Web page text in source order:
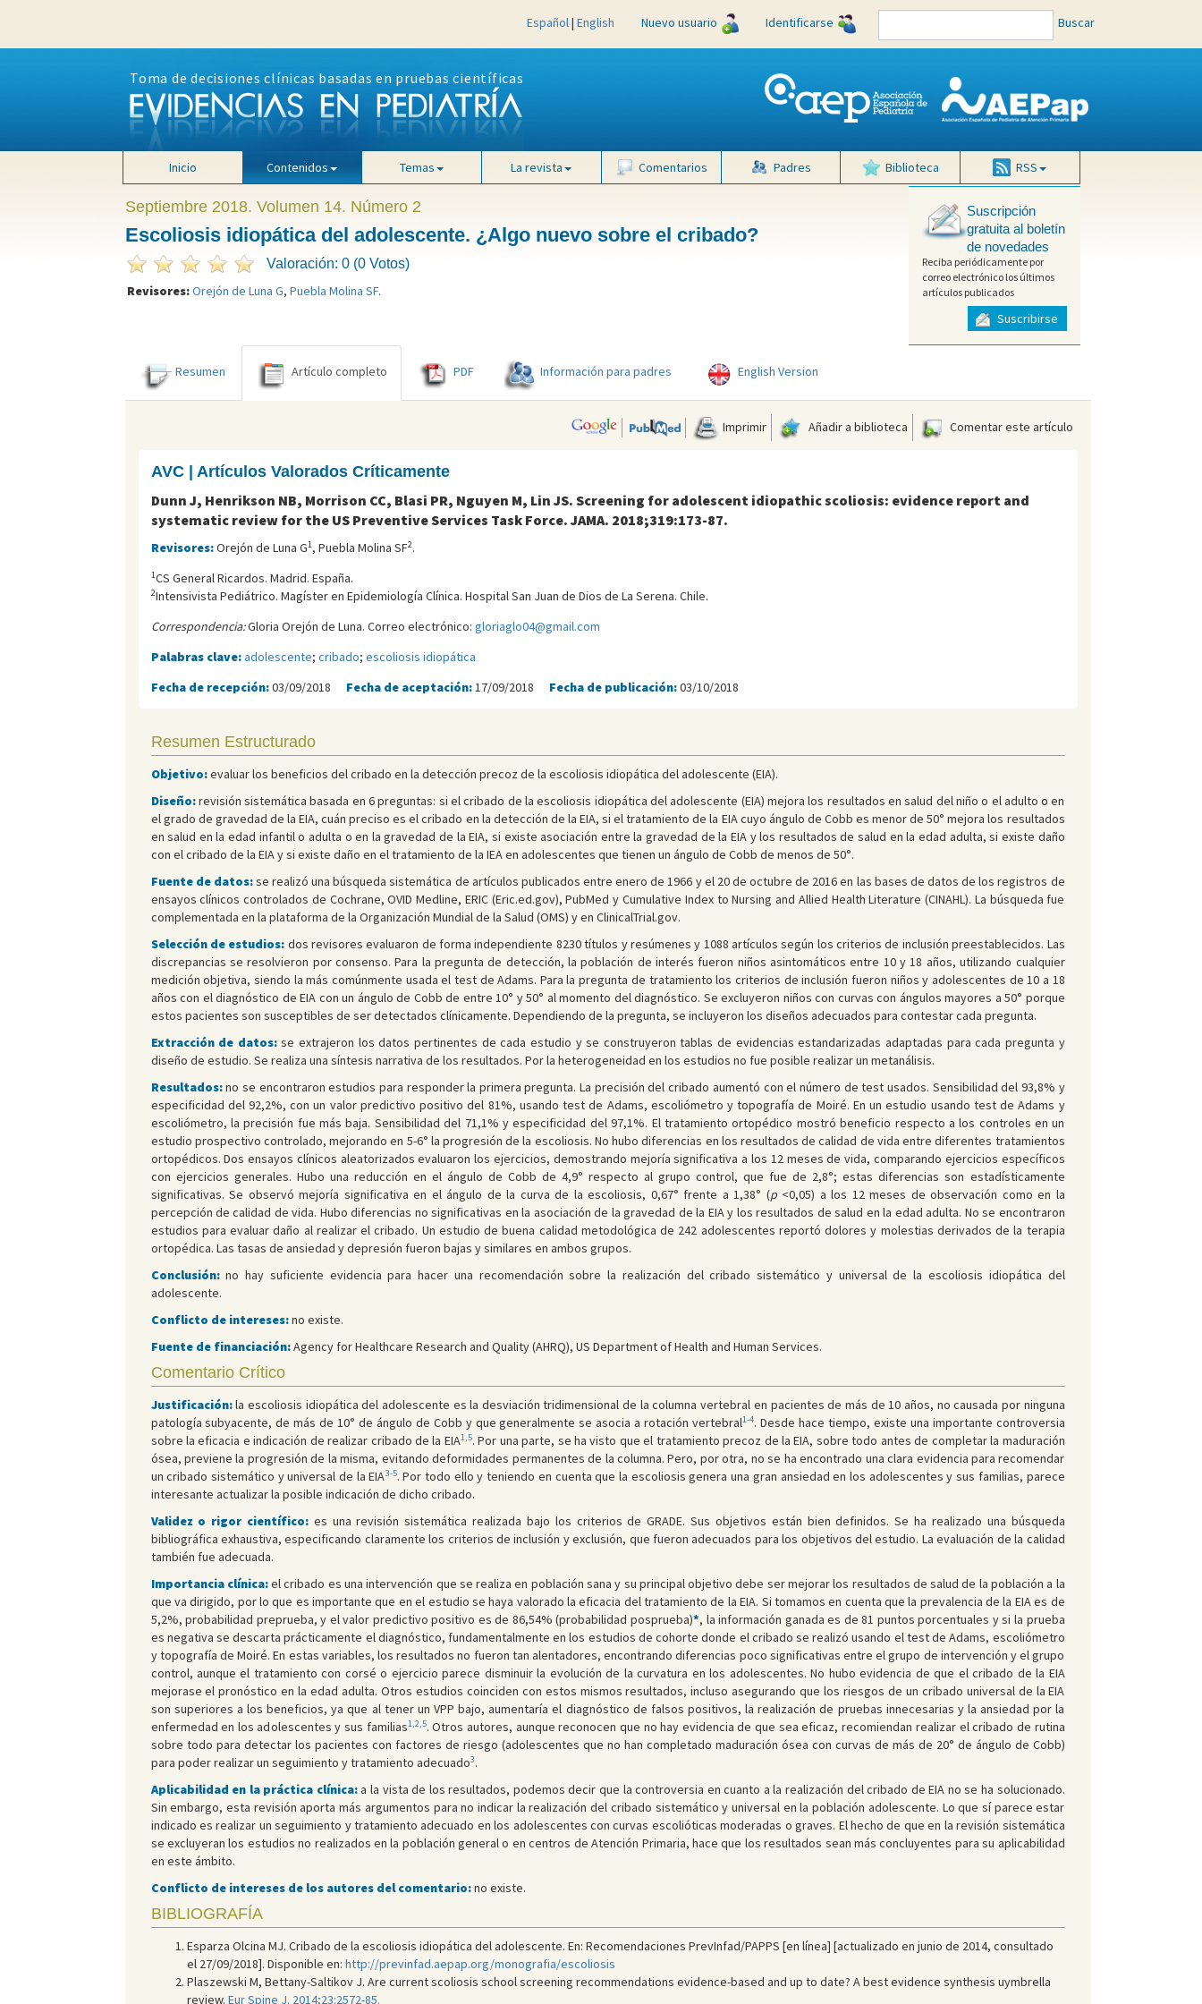
Español| English Nuevo usuario Identificarse Buscar
Toma de decisiones clínicas basadas en pruebas científicas
Inicio Contenidos Temas La revista Comentarios Padres Biblioteca RSS
Septiembre 2018. Volumen 14. Número 2
Escoliosis idiopática del adolescente. ¿Algo nuevo sobre el cribado?
Valoración: 0 (0 Votos)
Revisores:Orejón de Luna G, Puebla Molina SF.
Suscripción
gratuita al boletín
de novedades
Reciba periódicamente por
correo electrónico los últimos
artículos publicados
Suscribirse
Resumen Artículo completo PDF Información para padres English Version
Imprimir Añadir a biblioteca Comentar este artículo
AVC | Artículos Valorados Críticamente
Dunn J, Henrikson NB, Morrison CC, Blasi PR, Nguyen M, Lin JS. Screening for adolescent idiopathic scoliosis: evidence report and
systematic review for the US Preventive Services Task Force. JAMA. 2018;319:173-87.
Revisores:Orejón de Luna G1, Puebla Molina SF2.
1CS General Ricardos. Madrid. España.
2Intensivista Pediátrico. Magíster en Epidemiología Clínica. Hospital San Juan de Dios de La Serena. Chile.
Correspondencia:Gloria Orejón de Luna. Correo electrónico: gloriaglo04@gmail.com
Palabras clave:adolescente; cribado; escoliosis idiopática
Fecha de recepción:03/09/2018 Fecha de aceptación:17/09/2018 Fecha de publicación:03/10/2018
Resumen Estructurado
Objetivo:evaluar los beneficios del cribado en la detección precoz de la escoliosis idiopática del adolescente (EIA).
Diseño:revisión sistemática basada en 6 preguntas: si el cribado de la escoliosis idiopática del adolescente (EIA) mejora los resultados en salud del niño o el adulto o en
el grado de gravedad de la EIA, cuán preciso es el cribado en la detección de la EIA, si el tratamiento de la EIA cuyo ángulo de Cobb es menor de 50° mejora los resultados
en salud en la edad infantil o adulta o en la gravedad de la EIA, si existe asociación entre la gravedad de la EIA y los resultados de salud en la edad adulta, si existe daño
con el cribado de la EIA y si existe daño en el tratamiento de la IEA en adolescentes que tienen un ángulo de Cobb de menos de 50°.
Fuente de datos:se realizó una búsqueda sistemática de artículos publicados entre enero de 1966 y el 20 de octubre de 2016 en las bases de datos de los registros de
ensayos clínicos controlados de Cochrane, OVID Medline, ERIC (Eric.ed.gov), PubMed y Cumulative Index to Nursing and Allied Health Literature (CINAHL). La búsqueda fue
complementada en la plataforma de la Organización Mundial de la Salud (OMS) y en ClinicalTrial.gov.
Selección de estudios: dos revisores evaluaron de forma independiente 8230 títulos y resúmenes y 1088 artículos según los criterios de inclusión preestablecidos. Las
discrepancias se resolvieron por consenso. Para la pregunta de detección, la población de interés fueron niños asintomáticos entre 10 y 18 años, utilizando cualquier
medición objetiva, siendo la más comúnmente usada el test de Adams. Para la pregunta de tratamiento los criterios de inclusión fueron niños y adolescentes de 10 a 18
años con el diagnóstico de EIA con un ángulo de Cobb de entre 10° y 50° al momento del diagnóstico. Se excluyeron niños con curvas con ángulos mayores a 50° porque
estos pacientes son susceptibles de ser detectados clínicamente. Dependiendo de la pregunta, se incluyeron los diseños adecuados para contestar cada pregunta.
Extracción de datos:se extrajeron los datos pertinentes de cada estudio y se construyeron tablas de evidencias estandarizadas adaptadas para cada pregunta y
diseño de estudio. Se realiza una síntesis narrativa de los resultados. Por la heterogeneidad en los estudios no fue posible realizar un metanálisis.
Resultados:no se encontraron estudios para responder la primera pregunta. La precisión del cribado aumentó con el número de test usados. Sensibilidad del 93,8% y
especificidad del 92,2%, con un valor predictivo positivo del 81%, usando test de Adams, escoliómetro y topografía de Moiré. En un estudio usando test de Adams y
escoliómetro, la precisión fue más baja. Sensibilidad del 71,1% y especificidad del 97,1%. El tratamiento ortopédico mostró beneficio respecto a los controles en un
estudio prospectivo controlado, mejorando en 5-6° la progresión de la escoliosis. No hubo diferencias en los resultados de calidad de vida entre diferentes tratamientos
ortopédicos. Dos ensayos clínicos aleatorizados evaluaron los ejercicios, demostrando mejoría significativa a los 12 meses de vida, comparando ejercicios específicos
con ejercicios generales. Hubo una reducción en el ángulo de Cobb de 4,9° respecto al grupo control, que fue de 2,8°; estas diferencias son estadísticamente
significativas. Se observó mejoría significativa en el ángulo de la curva de la escoliosis, 0,67° frente a 1,38° (p<0,05) a los 12 meses de observación como en la
percepción de calidad de vida. Hubo diferencias no significativas en la asociación de la gravedad de la EIA y los resultados de salud en la edad adulta. No se encontraron
estudios para evaluar daño al realizar el cribado. Un estudio de buena calidad metodológica de 242 adolescentes reportó dolores y molestias derivados de la terapia
ortopédica. Las tasas de ansiedad y depresión fueron bajas y similares en ambos grupos.
Conclusión:no hay suficiente evidencia para hacer una recomendación sobre la realización del cribado sistemático y universal de la escoliosis idiopática del
adolescente.
Conflicto de intereses:no existe.
Fuente de financiación:Agency for Healthcare Research and Quality (AHRQ), US Department of Health and Human Services.
Comentario Crítico
Justificación:la escoliosis idiopática del adolescente es la desviación tridimensional de la columna vertebral en pacientes de más de 10 años, no causada por ninguna
patología subyacente, de más de 10° de ángulo de Cobb y que generalmente se asocia a rotación vertebral1-4. Desde hace tiempo, existe una importante controversia
sobre la eficacia e indicación de realizar cribado de la EIA1,5. Por una parte, se ha visto que el tratamiento precoz de la EIA, sobre todo antes de completar la maduración
ósea, previene la progresión de la misma, evitando deformidades permanentes de la columna. Pero, por otra, no se ha encontrado una clara evidencia para recomendar
un cribado sistemático y universal de la EIA3-5. Por todo ello y teniendo en cuenta que la escoliosis genera una gran ansiedad en los adolescentes y sus familias, parece
interesante actualizar la posible indicación de dicho cribado.
Validez o rigor científico:es una revisión sistemática realizada bajo los criterios de GRADE. Sus objetivos están bien definidos. Se ha realizado una búsqueda
bibliográfica exhaustiva, especificando claramente los criterios de inclusión y exclusión, que fueron adecuados para los objetivos del estudio. La evaluación de la calidad
también fue adecuada.
Importancia clínica:el cribado es una intervención que se realiza en población sana y su principal objetivo debe ser mejorar los resultados de salud de la población a la
que va dirigido, por lo que es importante que en el estudio se haya valorado la eficacia del tratamiento de la EIA. Si tomamos en cuenta que la prevalencia de la EIA es de
5,2%, probabilidad preprueba, y el valor predictivo positivo es de 86,54% (probabilidad posprueba)*, la información ganada es de 81 puntos porcentuales y si la prueba
es negativa se descarta prácticamente el diagnóstico, fundamentalmente en los estudios de cohorte donde el cribado se realizó usando el test de Adams, escoliómetro
y topografía de Moiré. En estas variables, los resultados no fueron tan alentadores, encontrando diferencias poco significativas entre el grupo de intervención y el grupo
control, aunque el tratamiento con corsé o ejercicio parece disminuir la evolución de la curvatura en los adolescentes. No hubo evidencia de que el cribado de la EIA
mejorase el pronóstico en la edad adulta. Otros estudios coinciden con estos mismos resultados, incluso asegurando que los riesgos de un cribado universal de la EIA
son superiores a los beneficios, ya que al tener un VPP bajo, aumentaría el diagnóstico de falsos positivos, la realización de pruebas innecesarias y la ansiedad por la
enfermedad en los adolescentes y sus familias1,2,5. Otros autores, aunque reconocen que no hay evidencia de que sea eficaz, recomiendan realizar el cribado de rutina
sobre todo para detectar los pacientes con factores de riesgo (adolescentes que no han completado maduración ósea con curvas de más de 20° de ángulo de Cobb)
para poder realizar un seguimiento y tratamiento adecuado3.
Aplicabilidad en la práctica clínica:a la vista de los resultados, podemos decir que la controversia en cuanto a la realización del cribado de EIA no se ha solucionado.
Sin embargo, esta revisión aporta más argumentos para no indicar la realización del cribado sistemático y universal en la población adolescente. Lo que sí parece estar
indicado es realizar un seguimiento y tratamiento adecuado en los adolescentes con curvas escolióticas moderadas o graves. El hecho de que en la revisión sistemática
se excluyeran los estudios no realizados en la población general o en centros de Atención Primaria, hace que los resultados sean más concluyentes para su aplicabilidad
en este ámbito.
Conflicto de intereses de los autores del comentario:no existe.
BIBLIOGRAFÍA
Esparza Olcina MJ. Cribado de la escoliosis idiopática del adolescente. En: Recomendaciones PrevInfad/PAPPS [en línea] [actualizado en junio de 2014, consultado
el 27/09/2018]. Disponible en: http://previnfad.aepap.org/monografia/escoliosis
Plaszewski M, Bettany-Saltikov J. Are current scoliosis school screening recommendations evidence-based and up to date? A best evidence synthesis uymbrella
review. Eur Spine J. 2014;23:2572-85.